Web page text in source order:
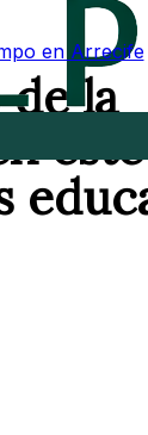
en Arrecife
la
este